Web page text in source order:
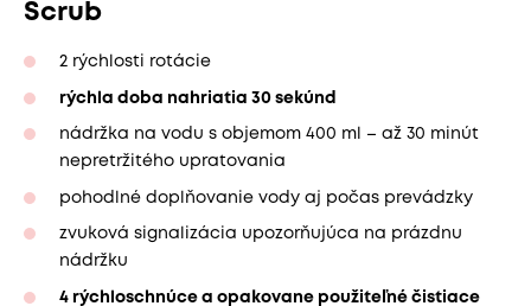
Scrub
2 rýchlosti rotácie
rýchla doba nahriatia 30 sekúnd
nádržka na vodu s objemom 400 ml – až 30 minút
nepretržitého upratovania
pohodlné doplňovanie vody aj počas prevádzky
zvuková signalizácia upozorňujúca na prázdnu
nádržku
4 rýchloschnúce a opakovane použiteľné čistiace